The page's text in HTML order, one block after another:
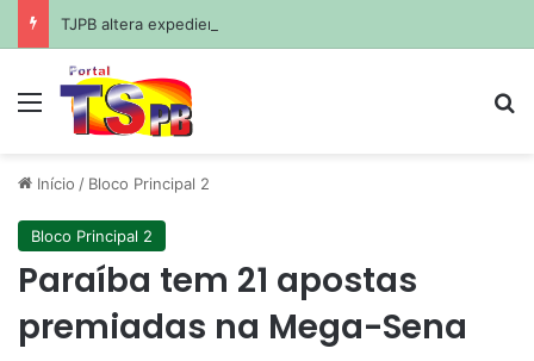
Menu
Início / Bloco Principal 2
Bloco Principal 2
Paraíba tem 21 apostas
premiadas na Mega-Sena